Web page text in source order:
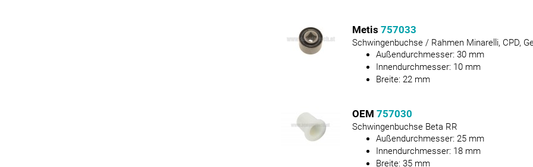
Metis 757033
Schwingenbuchse / Rahmen Minarelli, CPD,
Außendurchmesser: 30 mm
Innendurchmesser: 10 mm
Breite: 22 mm
OEM 757030
Schwingenbuchse Beta RR
Außendurchmesser: 25 mm
Innendurchmesser: 18 mm
Breite: 35 mm